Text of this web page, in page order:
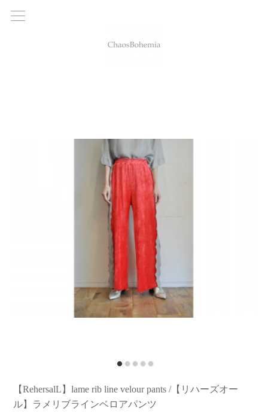
【RehersalL】lame rib line velour pants /【リハーズオー
ル】ラメリブラインベロアパンツ